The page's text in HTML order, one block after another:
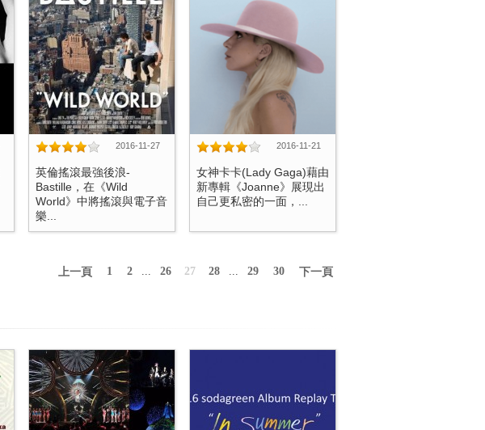
2016-11-27
英倫搖滾最強後浪-
Bastille，在《Wild
World》中將搖滾與電子音
樂...
2016-11-21
女神卡卡(Lady Gaga)藉由
新專輯《Joanne》展現出
自己更私密的一面，...
上一頁 1 2 ... 26 27 28 ... 29 30 下一頁